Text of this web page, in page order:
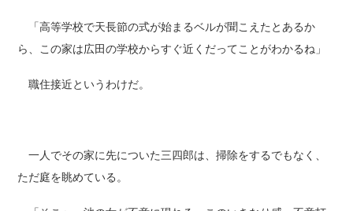
「高等学校で天長節の式が始まるベルが聞こえたとあるか
ら、この家は広田の学校からすぐ近くだってことがわかるね」
職住接近というわけだ。
一人でその家に先についた三四郎は、掃除をするでもなく、
ただ庭を眺めている。